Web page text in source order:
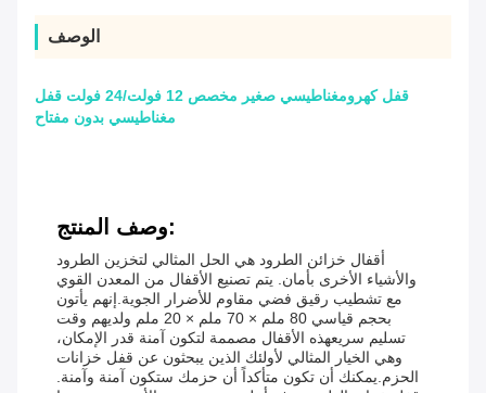
الوصف
قفل كهرومغناطيسي صغير مخصص 12 فولت/24 فولت قفل
مغناطيسي بدون مفتاح
وصف المنتج:
أقفال خزائن الطرود هي الحل المثالي لتخزين الطرود
والأشياء الأخرى بأمان. يتم تصنيع الأقفال من المعدن القوي
مع تشطيب رقيق فضي مقاوم للأضرار الجوية.إنهم يأتون
بحجم قياسي 80 ملم × 70 ملم × 20 ملم ولديهم وقت
تسليم سريعهذه الأقفال مصممة لتكون آمنة قدر الإمكان،
وهي الخيار المثالي لأولئك الذين يبحثون عن قفل خزانات
الحزم.يمكنك أن تكون متأكداً أن حزمك ستكون آمنة وآمنة.